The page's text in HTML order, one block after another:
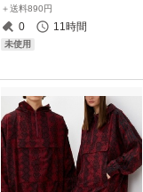
＋送料890円
0 11時間
未使用